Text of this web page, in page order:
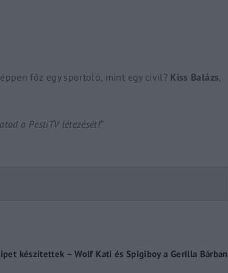
főz egy sportoló, mint egy civil? Kiss Balázs
a PestiTV létezését!”
készítettek – Wolf Kati és Spigiboy a Gerilla Bárban